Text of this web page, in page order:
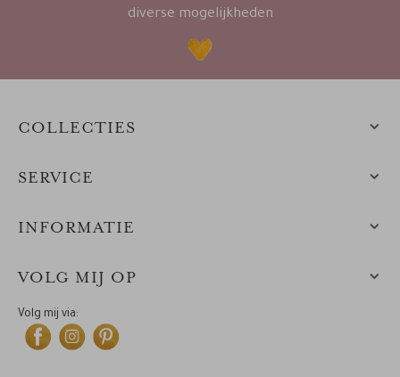
diverse mogelijkheden
COLLECTIES
SERVICE
INFORMATIE
VOLG MIJ OP
Volg mij via: